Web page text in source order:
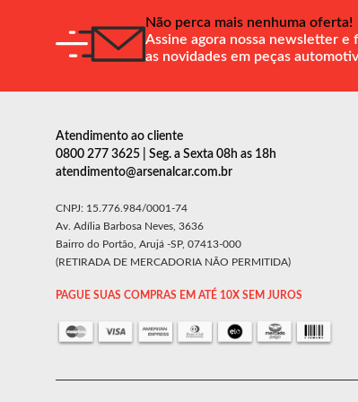
Não perca mais nenhuma oferta!
Assine agora nossa newsletter
as novidades em peças
Atendimento ao cliente
0800 277 3625 | Seg. a Sexta 08h as 18h
atendimento@arsenalcar.com.br
CNPJ: 15.776.984/0001-74
Av. Adília Barbosa Neves, 3636
Bairro do Portão, Arujá -SP, 07413-000
(RETIRADA DE MERCADORIA NÃO PERMITIDA)
PAGUE SUAS COMPRAS EM ATÉ 10X SEM JUROS